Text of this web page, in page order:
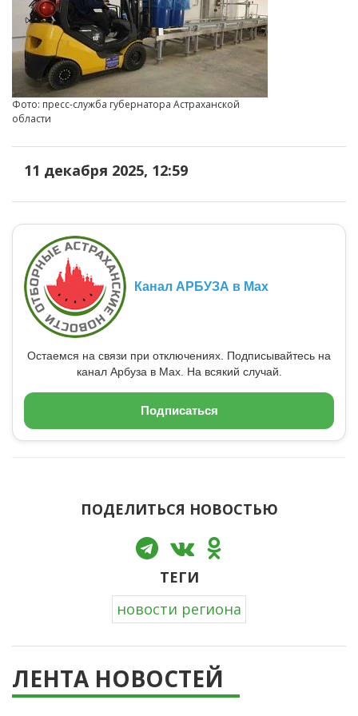
Фото: пресс-служба губернатора Астраханской
области
11 декабря 2025, 12:59
Канал АРБУЗА в Max
Остаемся на связи при отключениях. Подписывайтесь на
канал Арбуза в Max. На всякий случай.
Подписаться
ПОДЕЛИТЬСЯ НОВОСТЬЮ
ТЕГИ
новости региона
ЛЕНТА НОВОСТЕЙ